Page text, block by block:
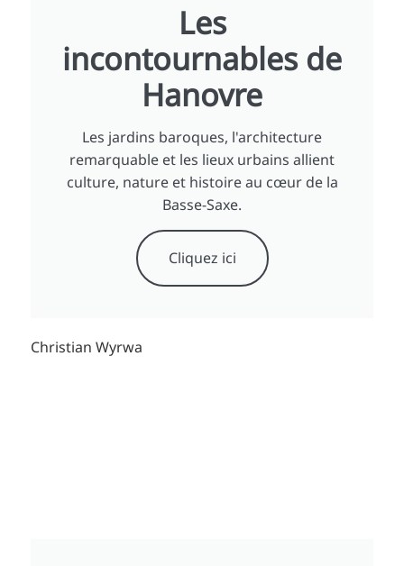
Les
incontournables de
Hanovre
Les jardins baroques, l'architecture
remarquable et les lieux urbains allient
culture, nature et histoire au cœur de la
Basse-Saxe.
Cliquez ici
Christian Wyrwa